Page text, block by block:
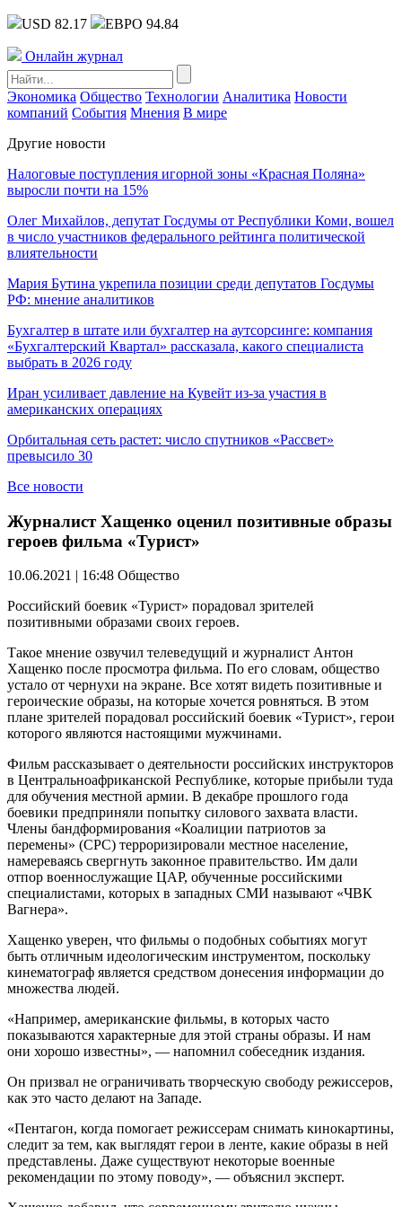
USD 82.17 ЕВРО 94.84
Онлайн журнал
Экономика Общество Технологии Аналитика Новости
компаний События Мнения В мире
Другие новости
Налоговые поступления игорной зоны «Красная Поляна»
выросли почти на 15%
Олег Михайлов, депутат Госдумы от Республики Коми, вошел
в число участников федерального рейтинга политической
влиятельности
Мария Бутина укрепила позиции среди депутатов Госдумы
РФ: мнение аналитиков
Бухгалтер в штате или бухгалтер на аутсорсинге: компания
«Бухгалтерский Квартал» рассказала, какого специалиста
выбрать в 2026 году
Иран усиливает давление на Кувейт из-за участия в
американских операциях
Орбитальная сеть растет: число спутников «Рассвет»
превысило 30
Все новости
Журналист Хащенко оценил позитивные образы
героев фильма «Турист»
10.06.2021 | 16:48 Общество
Российский боевик «Турист» порадовал зрителей
позитивными образами своих героев.
Такое мнение озвучил телеведущий и журналист Антон
Хащенко после просмотра фильма. По его словам, общество
устало от чернухи на экране. Все хотят видеть позитивные и
героические образы, на которые хочется ровняться. В этом
плане зрителей порадовал российский боевик «Турист», герои
которого являются настоящими мужчинами.
Фильм рассказывает о деятельности российских инструкторов
в Центральноафриканской Республике, которые прибыли туда
для обучения местной армии. В декабре прошлого года
боевики предприняли попытку силового захвата власти.
Члены бандформирования «Коалиции патриотов за
перемены» (СРС) терроризировали местное население,
намереваясь свергнуть законное правительство. Им дали
отпор военнослужащие ЦАР, обученные российскими
специалистами, которых в западных СМИ называют «ЧВК
Вагнера».
Хащенко уверен, что фильмы о подобных событиях могут
быть отличным идеологическим инструментом, поскольку
кинематограф является средством донесения информации до
множества людей.
«Например, американские фильмы, в которых часто
показываются характерные для этой страны образы. И нам
они хорошо известны», — напомнил собеседник издания.
Он призвал не ограничивать творческую свободу режиссеров,
как это часто делают на Западе.
«Пентагон, когда помогает режиссерам снимать кинокартины,
следит за тем, как выглядят герои в ленте, какие образы в ней
представлены. Даже существуют некоторые военные
рекомендации по этому поводу», — объяснил эксперт.